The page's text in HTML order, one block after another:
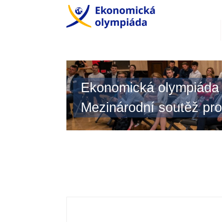
Ekonomická olympiáda
Mezinárodní soutěž